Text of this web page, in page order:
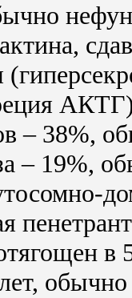
– 38%,
– 19%,
в